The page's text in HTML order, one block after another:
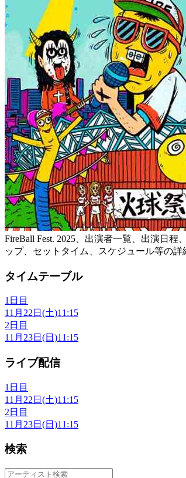
FireBall Fest. 2025、出演者一覧、出演日
ップ、セットタイム、スケジュール等の
タイムテーブル
1日目
11月22日(土)11:15
2日目
11月23日(日)11:15
ライブ配信
1日目
11月22日(土)11:15
2日目
11月23日(日)11:15
検索